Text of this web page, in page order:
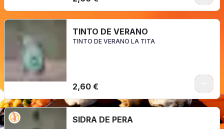
TINTO DE VERANO
TINTO DE VERANO LA TITA
2,60 €
SIDRA DE PERA